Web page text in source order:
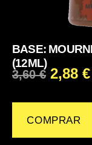
BASE:
(12ML)
3,60€ 2,88 €
COMPRAR